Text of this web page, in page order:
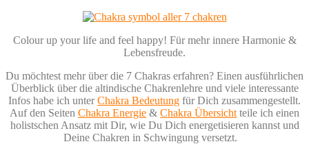
Colour up your life and feel happy! Für mehr innere Harmonie &
Lebensfreude.
Du möchtest mehr über die 7 Chakras erfahren? Einen ausführlichen
Überblick über die altindische Chakrenlehre und viele interessante
Infos habe ich unterChakra Bedeutung für Dich zusammengestellt.
Auf den Seiten Chakra Energie & Chakra Übersicht teile ich einen
holistschen Ansatz mit Dir, wie Du Dich energetisieren kannst und
Deine Chakren in Schwingung versetzt.